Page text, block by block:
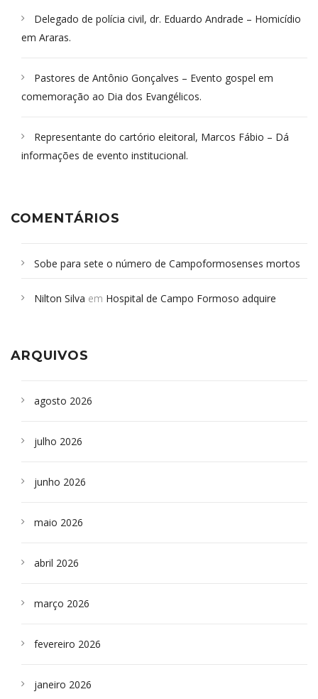
Delegado de polícia civil, dr. Eduardo Andrade – Homicídio
em Araras.
Pastores de Antônio Gonçalves – Evento gospel em
comemoração ao Dia dos Evangélicos.
Representante do cartório eleitoral, Marcos Fábio – Dá
informações de evento institucional.
COMENTÁRIOS
Sobe para sete o número de Campoformosenses mortos
Campoformosenses que morreram em desabamentos são
Nilton Silva em Hospital de Campo Formoso adquire
ARQUIVOS
agosto 2026
julho 2026
junho 2026
maio 2026
abril 2026
março 2026
fevereiro 2026
janeiro 2026